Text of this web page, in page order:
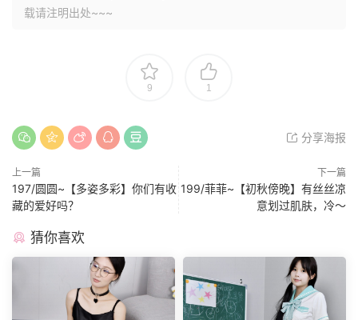
载请注明出处~~~
9 1
分享海报
上一篇
197/圆圆~【多姿多彩】你们有收
藏的爱好吗？
下一篇
199/菲菲~【初秋傍晚】有丝丝凉
意划过肌肤，冷～
猜你喜欢